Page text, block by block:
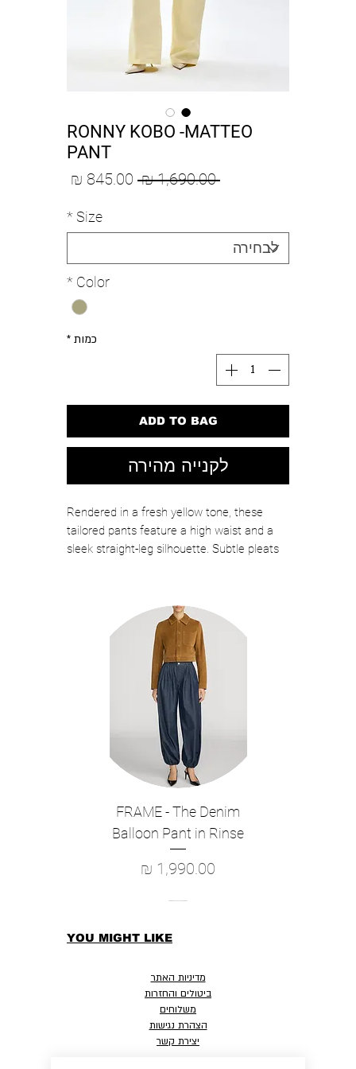
RONNY KOBO -MATTEO
PANT
‏1,690.00 ‏₪
מחיר
Size
*
Color
*
כמות *
ADD TO BAG
לקנייה מהירה
Rendered in a fresh yellow tone, these
tailored pants feature a high waist and a
sleek straight-leg silhouette. Subtle pleats
FRAME - The Denim
Balloon Pant in Rinse
מחיר
YOU MIGHT LIKE
מדיניות האתר
ביטולים והחזרות
משלוחים
הצהרת נגישות
יצירת קשר